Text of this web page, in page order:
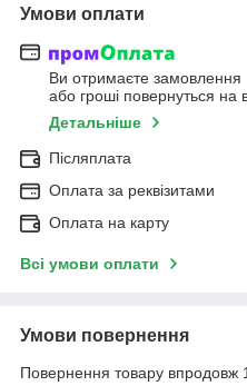
Умови оплати
Ви отримаєте замовлення
або гроші повернуться на
Детальніше
Післяплата
Оплата за реквізитами
Оплата на карту
Всі умови оплати
Умови повернення
Повернення товару впродовж